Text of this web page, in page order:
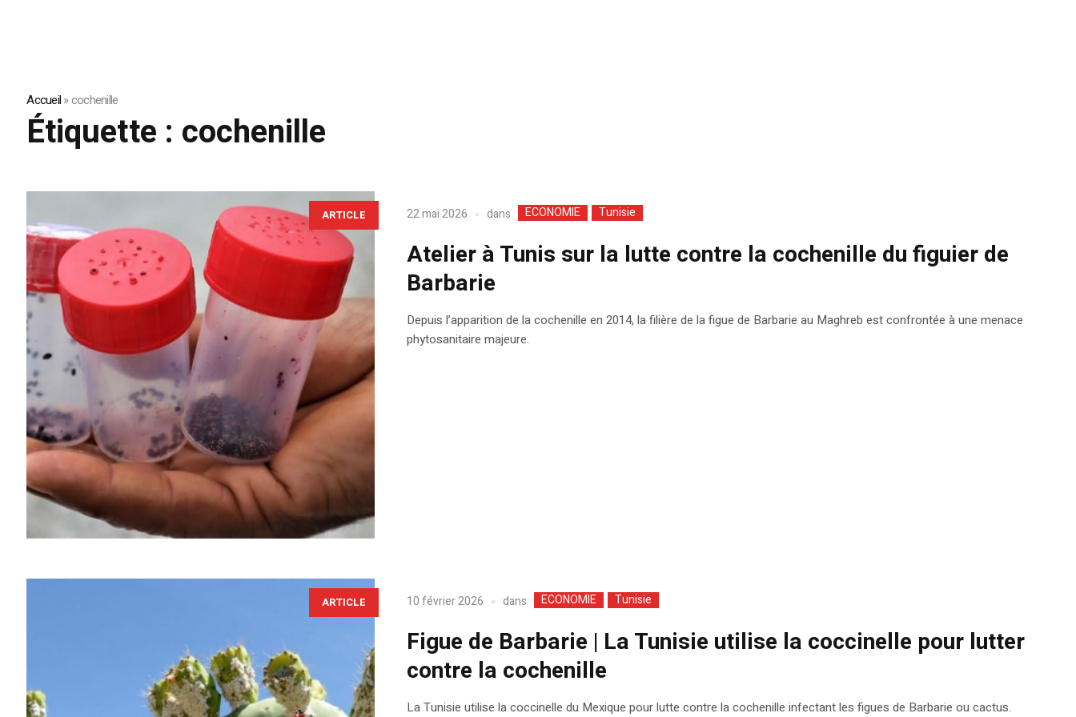
Accueil»cochenille
Étiquette : cochenille
ARTICLE 22 mai 2026 dans ECONOMIE Tunisie
Atelier à Tunis sur la lutte contre la cochenille du figuier de
Barbarie
Depuis l’apparition de la cochenille en 2014, la filière de la figue de Barbarie au Maghreb est confrontée à une menace
phytosanitaire majeure.
ARTICLE 10 février 2026 dans ECONOMIE Tunisie
Figue de Barbarie | La Tunisie utilise la coccinelle pour lutter
contre la cochenille
La Tunisie utilise la coccinelle du Mexique pour lutte contre la cochenille infectant les figues de Barbarie ou cactus.